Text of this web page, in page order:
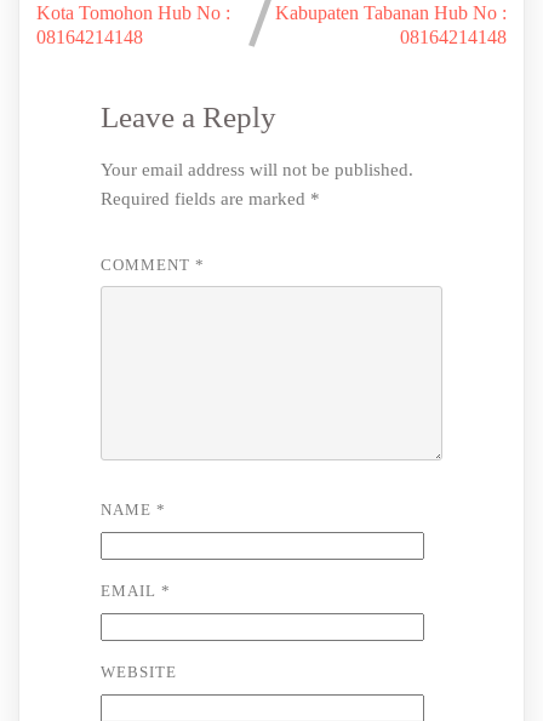
Kota Tomohon Hub No :
08164214148
Kabupaten Tabanan Hub No :
08164214148
Leave a Reply
Your email address will not be published.
Required fields are marked *
COMMENT *
NAME *
EMAIL *
WEBSITE